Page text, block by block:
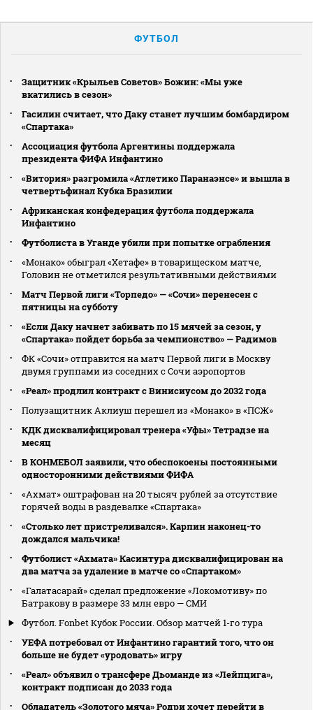
ФУТБОЛ
Защитник «Крыльев Советов» Божин: «Мы уже
вкатились в сезон»
Гасилин считает, что Даку станет лучшим бомбардиром
«Спартака»
Ассоциация футбола Аргентины поддержала
президента ФИФА Инфантино
«Витория» разгромила «Атлетико Паранаэнсе» и вышла в
четвертьфинал Кубка Бразилии
Африканская конфедерация футбола поддержала
Инфантино
Футболиста в Уганде убили при попытке ограбления
«Монако» обыграл «Хетафе» в товарищеском матче,
Головин не отметился результативными действиями
Матч Первой лиги «Торпедо» — «Сочи» перенесен с
пятницы на субботу
«Если Даку начнет забивать по 15 мячей за сезон, у
«Спартака» пойдет борьба за чемпионство» — Радимов
ФК «Сочи» отправится на матч Первой лиги в Москву
двумя группами из соседних с Сочи аэропортов
«Реал» продлил контракт с Винисиусом до 2032 года
Полузащитник Аклиуш перешел из «Монако» в «ПСЖ»
КДК дисквалифицировал тренера «Уфы» Тетрадзе на
месяц
В КОНМЕБОЛ заявили, что обеспокоены постоянными
односторонними действиями ФИФА
«Ахмат» оштрафован на 20 тысяч рублей за отсутствие
горячей воды в раздевалке «Спартака»
«Столько лет пристреливался». Карпин наконец-то
дождался мальчика!
Футболист «Ахмата» Касинтура дисквалифицирован на
два матча за удаление в матче со «Спартаком»
«Галатасарай» сделал предложение «Локомотиву» по
Батракову в размере 33 млн евро — СМИ
Футбол. Fonbet Кубок России. Обзор матчей 1-го тура
УЕФА потребовал от Инфантино гарантий того, что он
больше не будет «уродовать» игру
«Реал» объявил о трансфере Дьоманде из «Лейпцига»,
контракт подписан до 2033 года
Обладатель «Золотого мяча» Родри хочет перейти в